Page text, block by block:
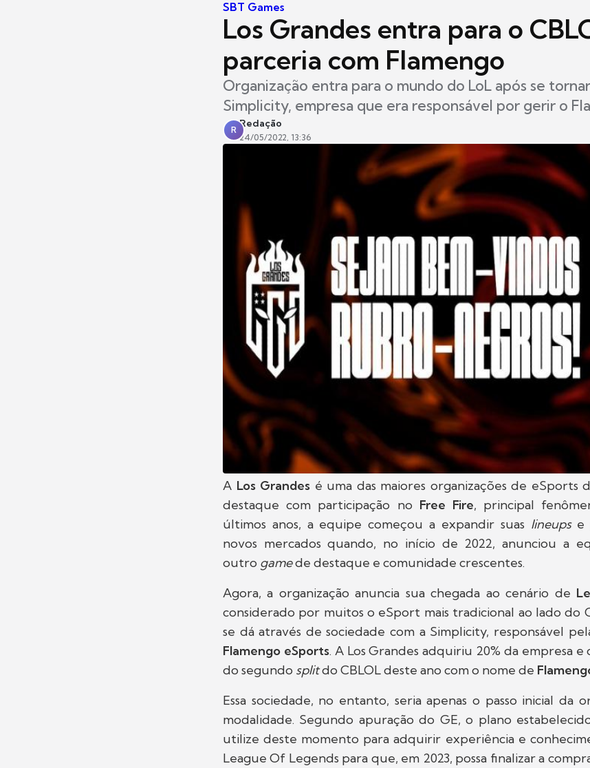
SBT Games
Los Grandes entra para o
parceria com Flamengo
Organização entra para o mundo do LoL após se
Simplicity, empresa que era responsável por gerir o
R
Redação
24/05/2022, 13:36
A Los Grandes é uma das maiores organizações de eSports
destaque com participação no Free Fire, principal
últimos anos, a equipe começou a expandir suas lineups e
novos mercados quando, no início de 2022, anunciou a
outro gamede destaque e comunidade crescentes.
Agora, a organização anuncia sua chegada ao cenário de
considerado por muitos o eSport mais tradicional ao lado do
se dá através de sociedade com a Simplicity, responsável
Flamengo eSports. A Los Grandes adquiriu 20% da empresa e
do segundo splitdo CBLOL deste ano com o nome de
Essa sociedade, no entanto, seria apenas o passo inicial da
modalidade. Segundo apuração do GE, o plano
utilize deste momento para adquirir experiência e
League Of Legends para que, em 2023, possa finalizar a